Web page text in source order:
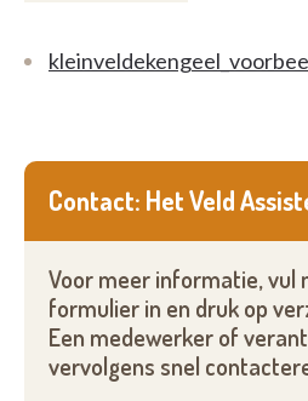
Contact: Het Veld
Voor meer informatie, vul
formulier in en druk op
Een medewerker of
vervolgens snel